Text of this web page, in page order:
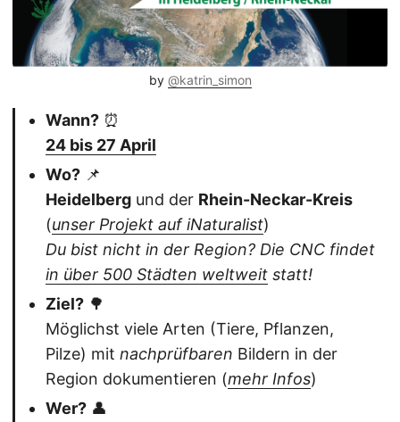
by @katrin_simon
Wann? ⏰
24 bis 27 April
Wo? 📌
Heidelberg und der Rhein-Neckar-Kreis
(unser Projekt auf iNaturalist)
Du bist nicht in der Region? Die CNC findet
in über 500 Städten weltweit statt!
Ziel? 🌳
Möglichst viele Arten (Tiere, Pflanzen,
Pilze) mit nachprüfbaren Bildern in der
Region dokumentieren (mehr Infos)
Wer? 👤